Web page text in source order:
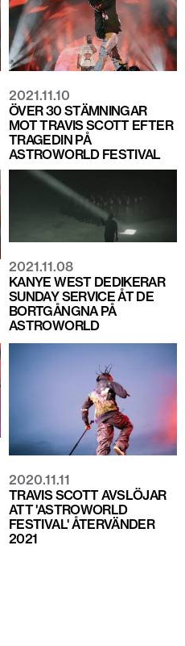
2021.11.10
ÖVER 30 STÄMNINGAR
MOT TRAVIS SCOTT EFTER
TRAGEDIN PÅ
ASTROWORLD FESTIVAL
2021.11.08
KANYE WEST DEDIKERAR
SUNDAY SERVICE ÅT DE
BORTGÅNGNA PÅ
ASTROWORLD
2020.11.11
TRAVIS SCOTT AVSLÖJAR
ATT 'ASTROWORLD
FESTIVAL' ÅTERVÄNDER
2021